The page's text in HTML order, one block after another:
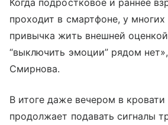
Когда подростковое и раннее
проходит в смартфоне, у
привычка жить внешней
“выключить эмоции” рядом
Смирнова.
В итоге даже вечером в кровати
продолжает подавать сигналы